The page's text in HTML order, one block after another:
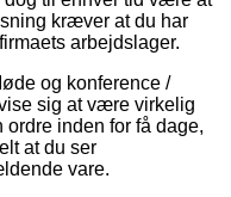
kræver at du har
arbejdslager.
og konference /
sig at være virkelig
inden for få dage,
at du ser
vare.